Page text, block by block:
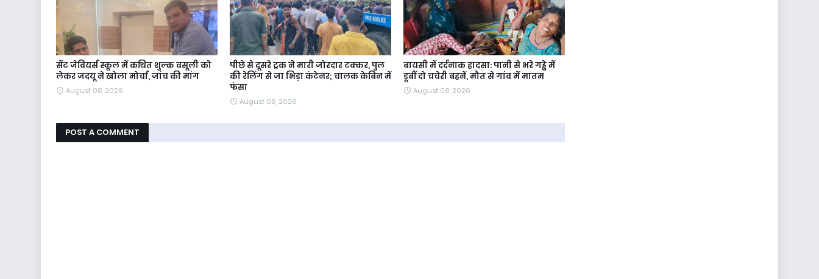
सेंट जेवियर्स स्कूल में कथित शुल्क वसूली को
लेकर जदयू ने खोला मोर्चा, जांच की मांग
August 08, 2026
पीछे से दूसरे ट्रक ने मारी जोरदार टक्कर, पुल
की रेलिंग से जा भिड़ा कंटेनर; चालक केबिन में
फंसा
August 08, 2026
बायसी में दर्दनाक हादसा: पानी से भरे गड्ढे में
डूबीं दो चचेरी बहनें, मौत से गांव में मातम
August 08, 2026
POST A COMMENT